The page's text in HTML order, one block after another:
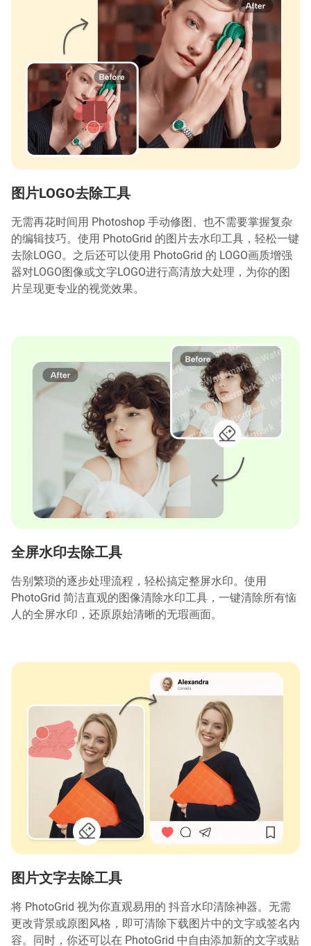
图片LOGO去除工具
无需再花时间用 Photoshop 手动修图、也不需要掌握复杂
的编辑技巧。使用 PhotoGrid 的图片去水印工具，轻松一键
去除LOGO。之后还可以使用 PhotoGrid 的 LOGO画质增强
器对LOGO图像或文字LOGO进行高清放大处理，为你的图
片呈现更专业的视觉效果。
全屏水印去除工具
告别繁琐的逐步处理流程，轻松搞定整屏水印。使用
PhotoGrid 简洁直观的图像清除水印工具，一键清除所有恼
人的全屏水印，还原原始清晰的无瑕画面。
图片文字去除工具
将 PhotoGrid 视为你直观易用的 抖音水印清除神器。无需
更改背景或原图风格，即可清除下载图片中的文字或签名内
容。同时，你还可以在 PhotoGrid 中自由添加新的文字或贴